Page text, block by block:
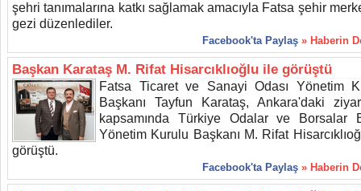
şehri tanımalarına katkı sağlamak amacıyla Fatsa şehir
gezi düzenlediler.
Facebook'ta Paylaş » Haberin
Başkan Karataş M. Rifat Hisarcıklıoğlu ile görüştü
Fatsa Ticaret ve Sanayi Odası Yönetim
Başkanı Tayfun Karataş, Ankara'daki
kapsamında Türkiye Odalar ve Borsalar
Yönetim Kurulu Başkanı M. Rifat
görüştü.
Facebook'ta Paylaş » Haberin